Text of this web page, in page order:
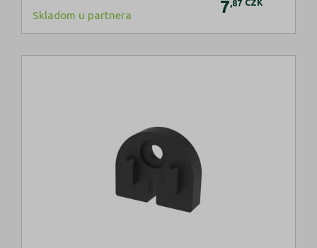
Skladom u partnera 7 ,87 CZK